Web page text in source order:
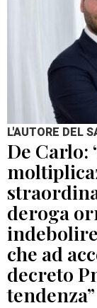
L'AUTORE DEL
De Carlo:
deroga
che ad
decreto
tendenza”